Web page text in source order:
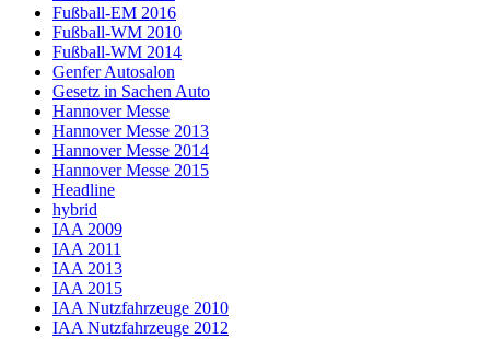
Fußball-EM 2016
Fußball-WM 2010
Fußball-WM 2014
Genfer Autosalon
Gesetz in Sachen Auto
Hannover Messe
Hannover Messe 2013
Hannover Messe 2014
Hannover Messe 2015
Headline
hybrid
IAA 2009
IAA 2011
IAA 2013
IAA 2015
IAA Nutzfahrzeuge 2010
IAA Nutzfahrzeuge 2012